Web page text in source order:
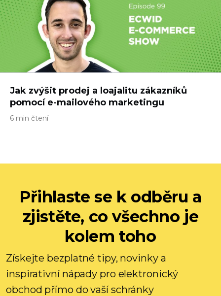
Jak zvýšit prodej a loajalitu zákazníků
pomocí e-mailového marketingu
6 min čtení
Přihlaste se k odběru a
zjistěte, co všechno je
kolem toho
Získejte bezplatné tipy, novinky a
inspirativní nápady pro elektronický
obchod přímo do vaší schránky